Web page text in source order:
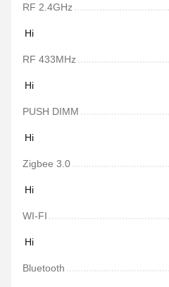
RF 2.4GHz
Ні
RF 433MHz
Ні
PUSH DIMM
Ні
Zigbee 3.0
Ні
WI-FI
Ні
Bluetooth